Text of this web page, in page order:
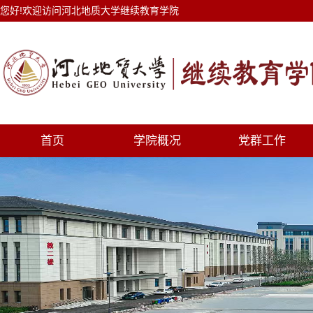
您好!欢迎访问河北地质大学继续教育学院
首页 学院概况 党群工作